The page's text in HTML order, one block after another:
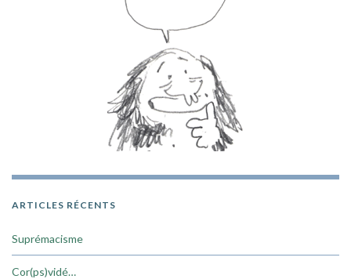
ARTICLES RÉCENTS
Suprémacisme
Cor(ps)vidé…